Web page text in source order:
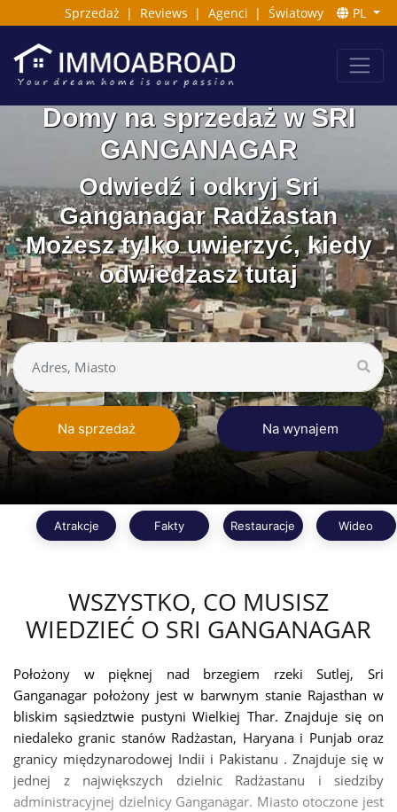
Sprzedaż | Reviews | Agenci | Światowy PL
Domy na sprzedaż w SRI
GANGANAGAR
Odwiedź i odkryj Sri
Ganganagar Radżastan
Możesz tylko uwierzyć, kiedy
odwiedzasz tutaj
Na sprzedaż Na wynajem
Atrakcje Fakty Restauracje Wideo
WSZYSTKO, CO MUSISZ
WIEDZIEĆ O SRI GANGANAGAR
Położony w pięknej nad brzegiem rzeki Sutlej, Sri
Ganganagar położony jest w barwnym stanie Rajasthan w
bliskim sąsiedztwie pustyni Wielkiej Thar. Znajduje się on
niedaleko granic stanów Radżastan, Haryana i Punjab oraz
granicy międzynarodowej Indii i Pakistanu . Znajduje się w
jednej z największych dzielnic Radżastanu i siedziby
administracyjnej dzielnicy Ganganagar. Miasto otoczone jest